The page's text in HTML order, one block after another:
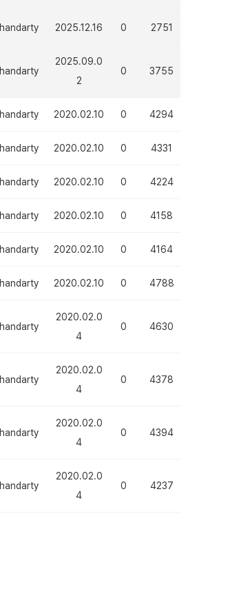
handarty 2025.12.16 0 2751
handarty
2025.09.0
2
0 3755
handarty 2020.02.10 0 4294
handarty 2020.02.10 0 4331
handarty 2020.02.10 0 4224
handarty 2020.02.10 0 4158
handarty 2020.02.10 0 4164
handarty 2020.02.10 0 4788
handarty
2020.02.0
4
0 4630
handarty
2020.02.0
4
0 4378
handarty
2020.02.0
4
0 4394
handarty
2020.02.0
4
0 4237